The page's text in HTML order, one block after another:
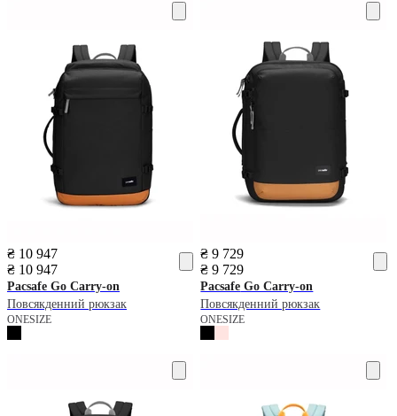
₴ 10 947
₴ 10 947
Pacsafe Go Carry-on
Повсякденний рюкзак
ONESIZE
₴ 9 729
₴ 9 729
Pacsafe Go Carry-on
Повсякденний рюкзак
ONESIZE